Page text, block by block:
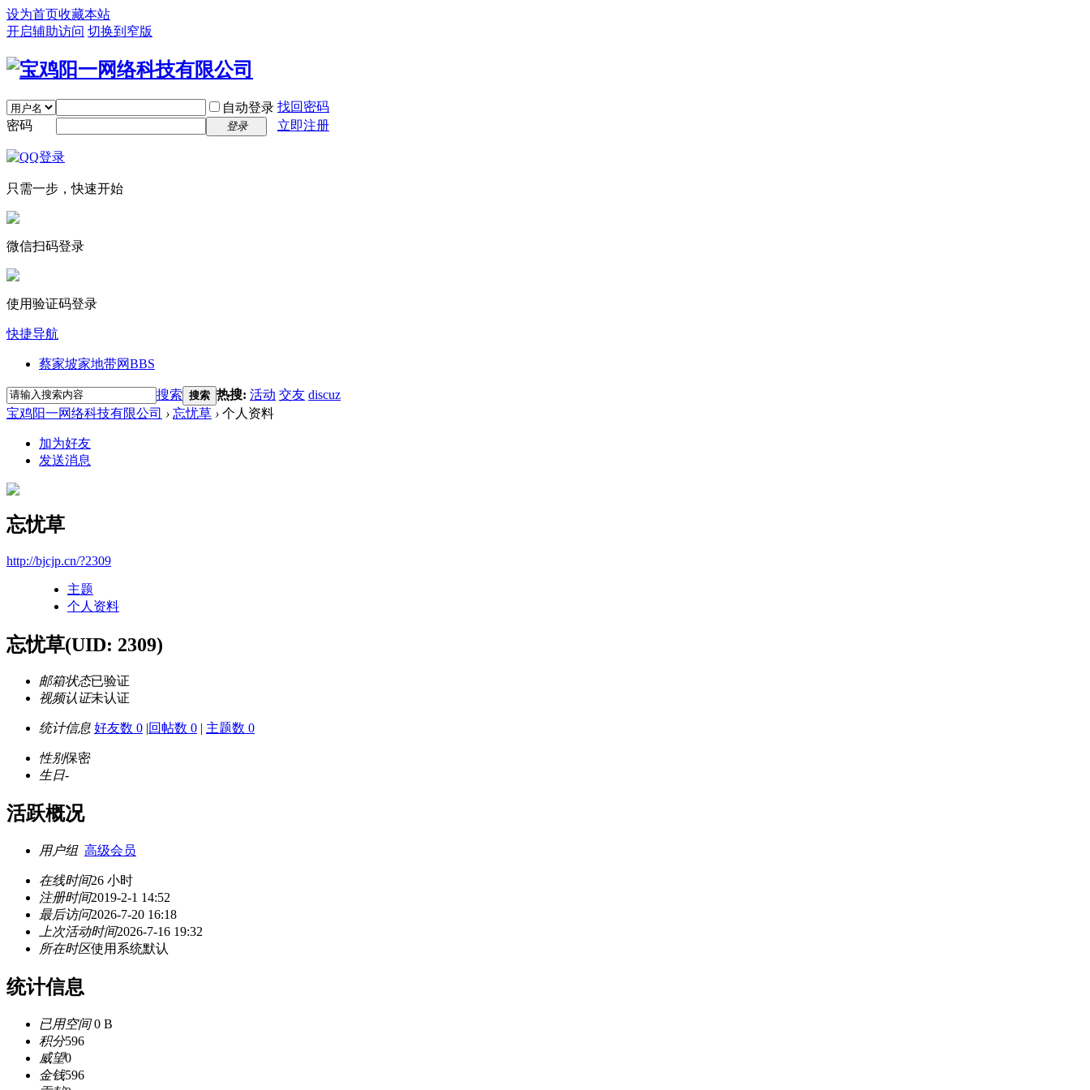
设为首页收藏本站
开启辅助访问 切换到窄版
自动登录 找回密码
密码
登录 立即注册
只需一步，快速开始
微信扫码登录
使用验证码登录
快捷导航
蔡家坡家地带网BBS
搜索 搜索 热搜: 活动 交友 discuz
宝鸡阳一网络科技有限公司 › 忘忧草 › 个人资料
加为好友
发送消息
忘忧草
http://bjcjp.cn/?2309
主题
个人资料
忘忧草(UID: 2309)
邮箱状态已验证
视频认证未认证
统计信息 好友数 0 |回帖数 0 | 主题数 0
性别保密
生日-
活跃概况
用户组 高级会员
在线时间26 小时
注册时间2019-2-1 14:52
最后访问2026-7-20 16:18
上次活动时间2026-7-16 19:32
所在时区使用系统默认
统计信息
已用空间0 B
积分596
威望0
金钱596